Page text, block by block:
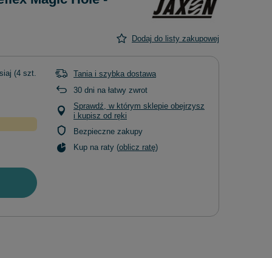
Dodaj do listy zakupowej
(4 szt.
Tania i szybka dostawa
30 dni na łatwy zwrot
Sprawdź, w którym sklepie obejrzysz
i kupisz od ręki
Bezpieczne zakupy
Kup na raty (oblicz ratę)